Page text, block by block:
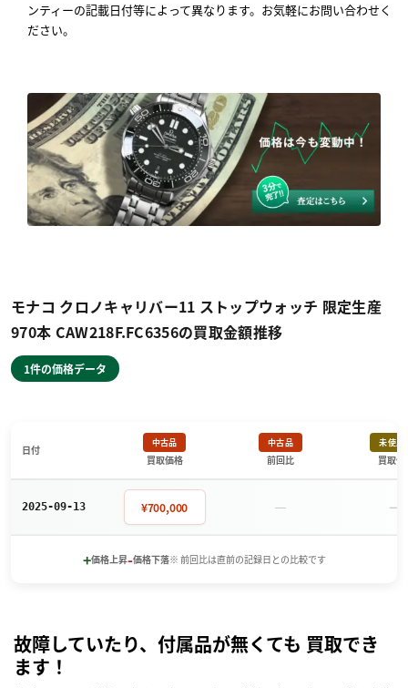
ンティーの記載日付等によって異なります。お気軽にお問い合わせく
ださい。
モナコ クロノキャリバー11 ストップウォッチ 限定生産
970本 CAW218F.FC6356の買取金額推移
1件の価格データ
日付
中古品
買取価格
中古品
前回比
未使用
買取価
2025-09-13 ¥700,000 － －
+価格上昇-価格下落※ 前回比は直前の記録日との比較です
故障していたり、付属品が無くても 買取でき
ます！